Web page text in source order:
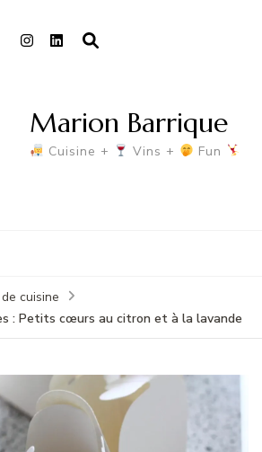
Marion Barrique
Cuisine + Vins + Fun
cuisine
: Petits cœurs au citron et à la lavande